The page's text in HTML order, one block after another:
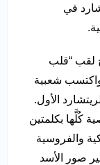
في
لقب “قلب
واكتسب شعبية
الأول.
كُلَّها بكلمتين
والفروسية
صور الأسد